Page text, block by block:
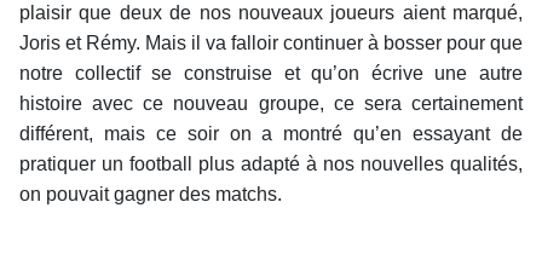
plaisir que deux de nos nouveaux joueurs aient marqué,
Joris et Rémy. Mais il va falloir continuer à bosser pour que
notre collectif se construise et qu’on écrive une autre
histoire avec ce nouveau groupe, ce sera certainement
différent, mais ce soir on a montré qu’en essayant de
pratiquer un football plus adapté à nos nouvelles qualités,
on pouvait gagner des matchs.